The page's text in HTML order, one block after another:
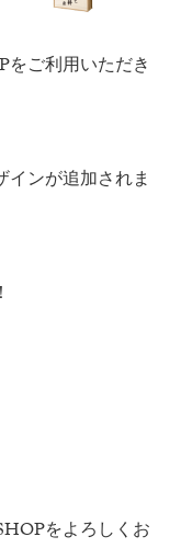
ご利用いただき
ンが追加されま
をよろしくお